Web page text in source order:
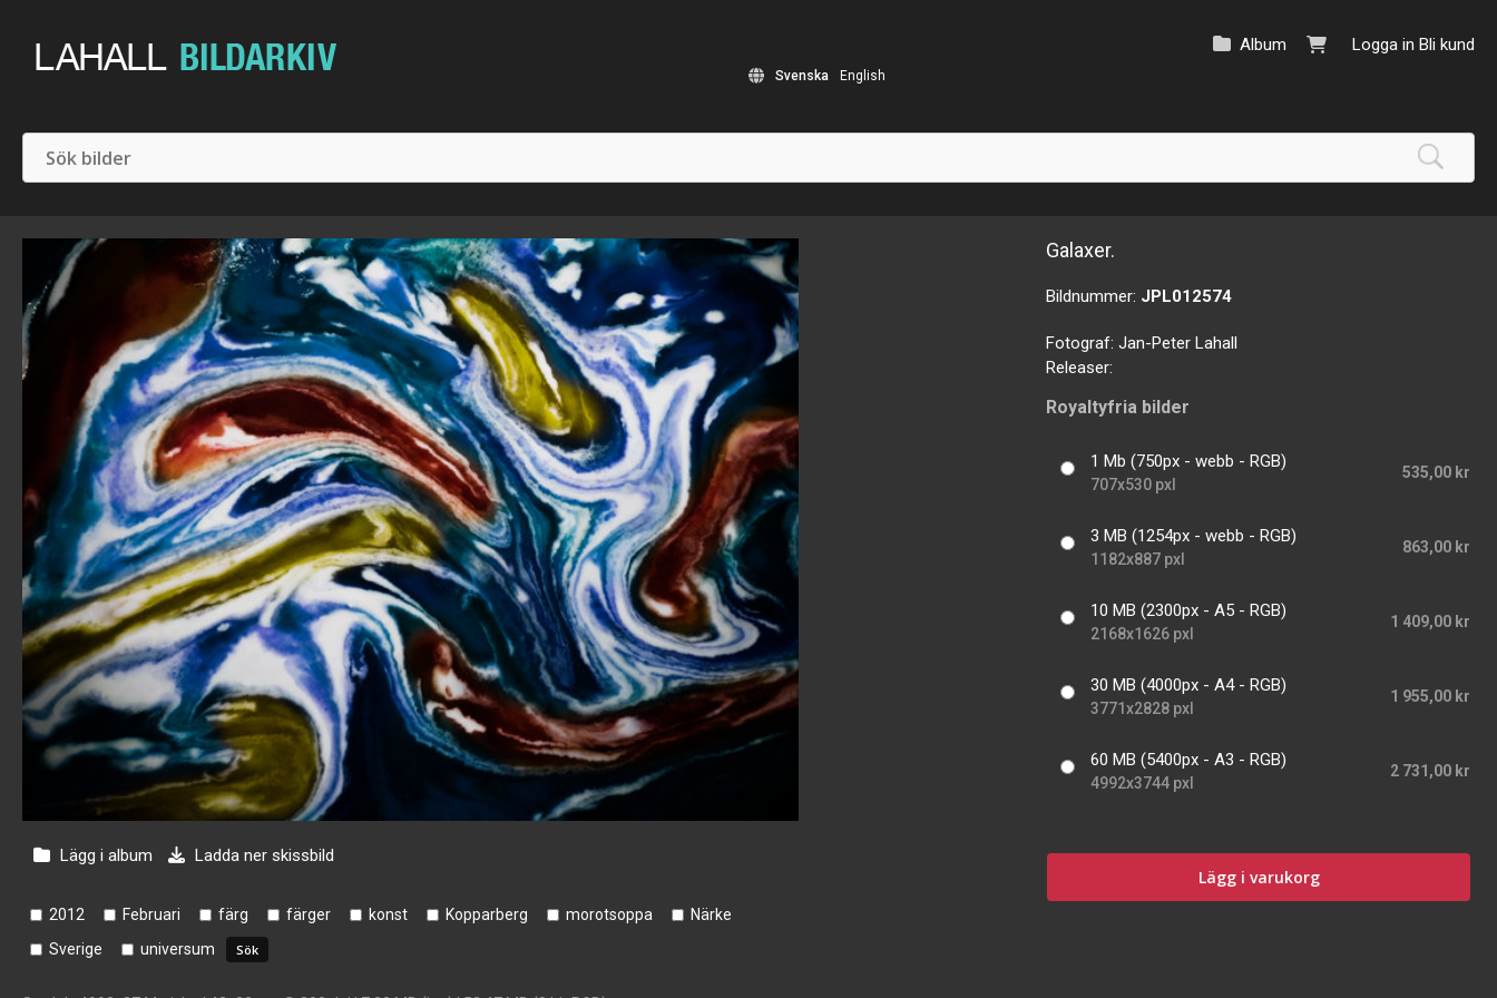
Logga in Bli kund
Album
Svenska English
Lägg i album Ladda ner skissbild
2012 Februari färg färger konst Kopparberg morotsoppa
Närke
Sverige
universum
Galaxer.
Bildnummer: JPL012574
Fotograf:Jan-Peter Lahall
Releaser:
Royaltyfria bilder
1 Mb (750px - webb - RGB)
707x530 pxl
535,00 kr
3 MB (1254px - webb - RGB)
1182x887 pxl
863,00 kr
10 MB (2300px - A5 - RGB)
2168x1626 pxl
1 409,00 kr
30 MB (4000px - A4 - RGB)
3771x2828 pxl
1 955,00 kr
60 MB (5400px - A3 - RGB)
4992x3744 pxl
2 731,00 kr
Lägg i varukorg